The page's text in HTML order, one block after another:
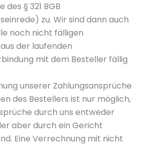
des § 321 BGB
zu. Wir sind dann auch
noch nicht fälligen
der laufenden
mit dem Besteller fällig
unserer Zahlungsansprüche
des Bestellers ist nur möglich,
durch uns entweder
aber durch ein Gericht
Eine Verrechnung mit nicht